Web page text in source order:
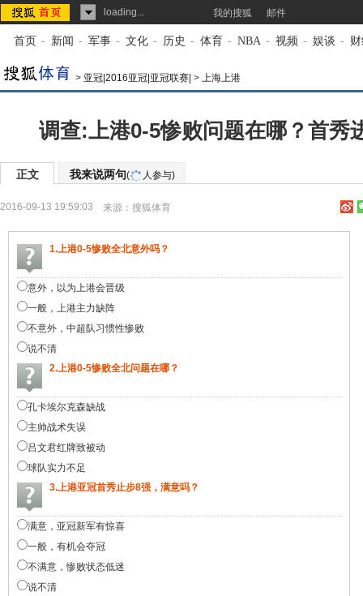
loading... 我的搜狐 邮件
首页 - 新闻 - 军事 - 文化 - 历史 - 体育 - NBA - 视频 - 娱谈 -
> 亚冠|2016亚冠|亚冠联赛| > 上海上港
调查:上港0-5惨败问题在哪？首秀
正文 我来说两句( 人参与)
2016-09-13 19:59:03 来源： 搜狐体育
1.上港0-5惨败全北意外吗？
意外，以为上港会晋级
一般，上港主力缺阵
不意外，中超队习惯性惨败
说不清
2.上港0-5惨败全北问题在哪？
孔卡埃尔克森缺战
主帅战术失误
吕文君红牌致被动
球队实力不足
3.上港亚冠首秀止步8强，满意吗？
满意，亚冠新军有惊喜
一般，有机会夺冠
不满意，惨败状态低迷
说不清